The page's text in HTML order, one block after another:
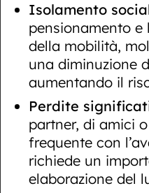
Isolamento
pensionamento e
della mobilità,
una diminuzione
aumentando il
Perdite
partner, di amici
frequente con
richiede un
elaborazione del